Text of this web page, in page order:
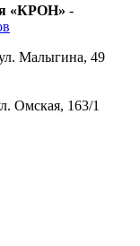
«КРОН» -
Малыгина, 49
Омская, 163/1